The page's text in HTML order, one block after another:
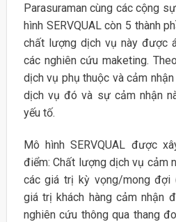
Parasuraman cùng các cộng
hình SERVQUAL còn 5 thành
chất lượng dịch vụ này được
các nghiên cứu maketing.
dịch vụ phụ thuộc và cảm
dịch vụ đó và sự cảm nhận
yếu tố.
Mô hình SERVQUAL được
điểm: Chất lượng dịch vụ cảm
các giá trị kỳ vọng/mong đợi
giá trị khách hàng cảm nhận
nghiên cứu thông qua thang